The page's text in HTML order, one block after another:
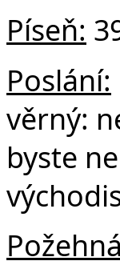
Píseň:
Poslání:
věrný:
byste